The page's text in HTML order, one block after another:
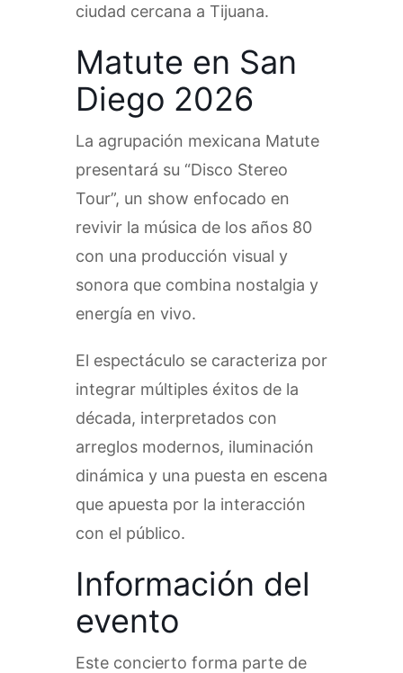
ciudad cercana a Tijuana.
Matute en San
Diego 2026
La agrupación mexicana Matute
presentará su “Disco Stereo
Tour”, un show enfocado en
revivir la música de los años 80
con una producción visual y
sonora que combina nostalgia y
energía en vivo.
El espectáculo se caracteriza por
integrar múltiples éxitos de la
década, interpretados con
arreglos modernos, iluminación
dinámica y una puesta en escena
que apuesta por la interacción
con el público.
Información del
evento
Este concierto forma parte de